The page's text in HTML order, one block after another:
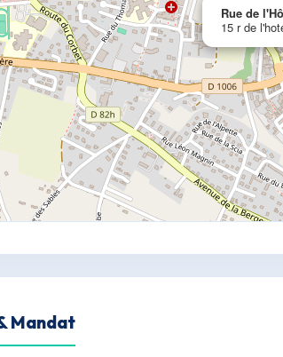
www.vme.plus/
Rue de l'Hôtel
15 r de l'hotel de ville73330 Le
Rue de
15 r de
Mandat